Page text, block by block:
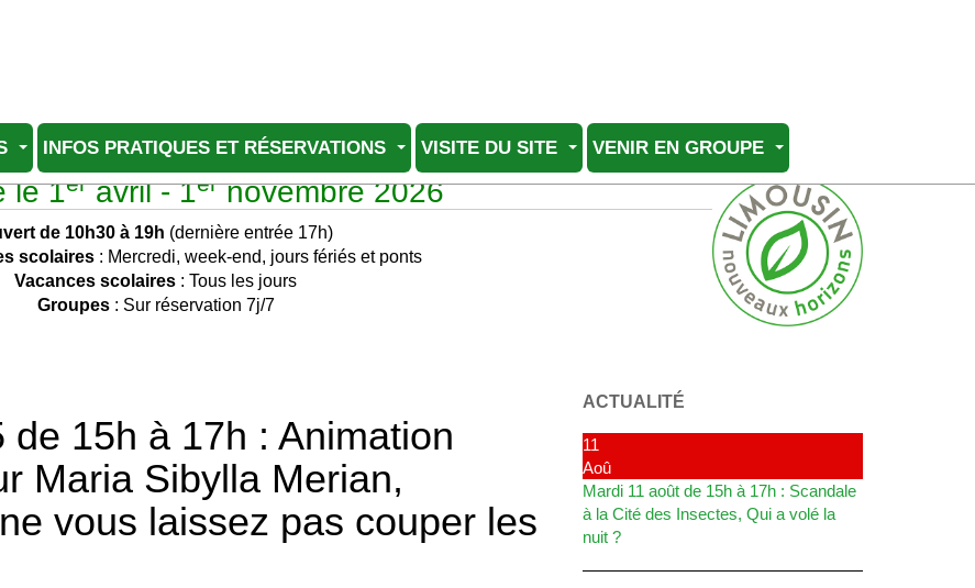
INFOS PRATIQUES ET RÉSERVATIONS VISITE DU SITE VENIR EN GROUPE
le 1eravril - 1ernovembre 2026
de 10h30 à 19h (dernière entrée 17h)
scolaires : Mercredi, week-end, jours fériés et ponts
Vacances scolaires : Tous les jours
Groupes: Sur réservation 7j/7
15h à 17h : Animation
Maria Sibylla Merian,
vous laissez pas couper les
ACTUALITÉ
11
Aoû
Mardi 11 août de 15h à 17h : Scandale
à la Cité des Insectes, Qui a volé la
nuit ?